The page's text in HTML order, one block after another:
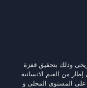
وذلك بتحقيق قفزة
من القيم الانسانية
على المستوى المحلى و